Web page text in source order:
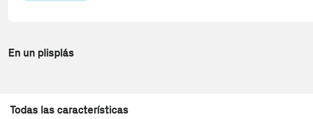
En un plisplás
Todas las características